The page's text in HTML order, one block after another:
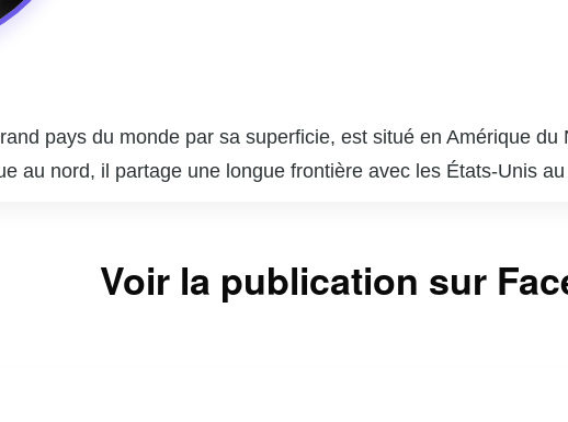
pays du monde par sa superficie, est situé en Amérique du
au nord, il partage une longue frontière avec les États-Unis
boréales et les lacs innombrables, le pays offre une
Voir la publication sur